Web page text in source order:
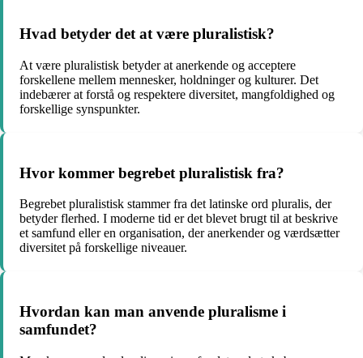
Hvad betyder det at være pluralistisk?
At være pluralistisk betyder at anerkende og acceptere
forskellene mellem mennesker, holdninger og kulturer. Det
indebærer at forstå og respektere diversitet, mangfoldighed og
forskellige synspunkter.
Hvor kommer begrebet pluralistisk fra?
Begrebet pluralistisk stammer fra det latinske ord pluralis, der
betyder flerhed. I moderne tid er det blevet brugt til at beskrive
et samfund eller en organisation, der anerkender og værdsætter
diversitet på forskellige niveauer.
Hvordan kan man anvende pluralisme i
samfundet?